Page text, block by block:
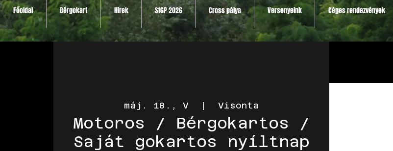
Főoldal Bérgokart Hírek S1GP 2026 Cross pálya Versenyeink Céges rendezvények
máj. 18., V
  |
Visonta
Motoros / Bérgokartos /
Saját gokartos nyíltnap